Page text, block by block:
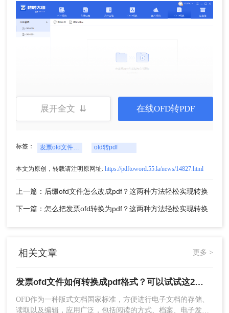
2、选择文件转换-OFD转PDF，选择多个单个文件
3、设置一下通用设置，和保存路径，然后点击开始
展开全文 ⇊ 在线OFD转PDF
标签： 发票ofd文件如何转换成pdf格式 ofd转pdf
本文为原创，转载请注明原网址: https://pdftoword.55.la/news/14827.html
上一篇：后缀ofd文件怎么改成pdf？这两种方法轻松实现转换
下一篇：怎么把发票ofd转换为pdf？这两种方法轻松实现转换
相关文章 更多 >
发票ofd文件如何转换成pdf格式？可以试试这2种方法
OFD作为一种版式文档国家标准，方便进行电子文档的存储、
读取以及编辑，应用广泛，包括阅读的方式、档案、电子发